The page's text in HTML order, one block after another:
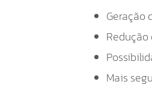
Geração
Mais